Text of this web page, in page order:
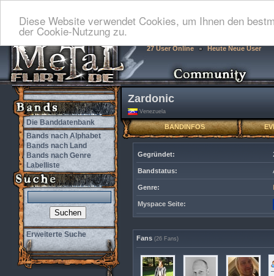
Diese Website verwendet Cookies, um Ihnen den
der Cookie-Nutzung zu.
27 User Online Heute Neue User
Die Banddatenbank
Bands nach Alphabet
Bands nach Land
Bands nach Genre
Labelliste
Erweiterte Suche
Zardonic
Venezuela
BANDINFOS
Gegründet:
Bandstatus:
Genre:
Myspace Seite:
Fans (26 Fans)